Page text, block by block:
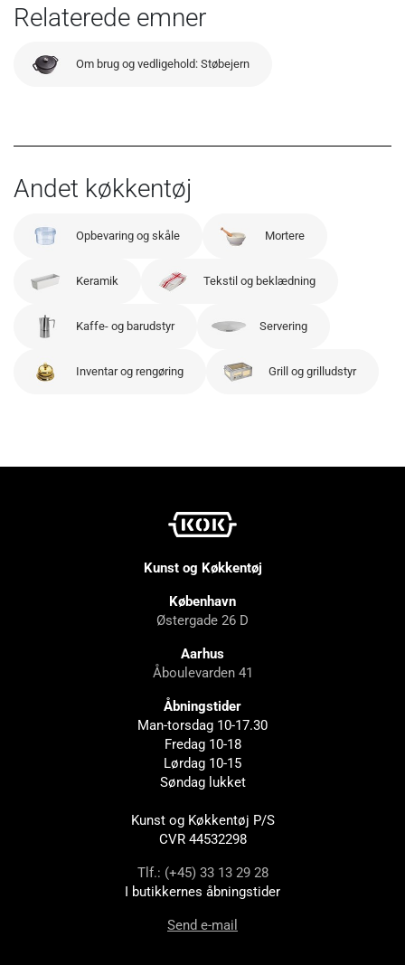
Relaterede emner
Om brug og vedligehold: Støbejern
Andet køkkentøj
Opbevaring og skåle Mortere
Keramik Tekstil og beklædning
Kaffe- og barudstyr Servering
Inventar og rengøring Grill og grilludstyr
Kunst og Køkkentøj
København
Østergade 26 D
Aarhus
Åboulevarden 41
Åbningstider
Man-torsdag 10-17.30
Fredag 10-18
Lørdag 10-15
Søndag lukket
Kunst og Køkkentøj P/S
CVR 44532298
Tlf.: (+45) 33 13 29 28
I butikkernes åbningstider
Send e-mail